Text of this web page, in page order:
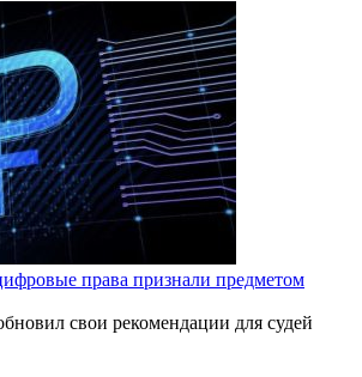
права признали предметом
свои рекомендации для судей